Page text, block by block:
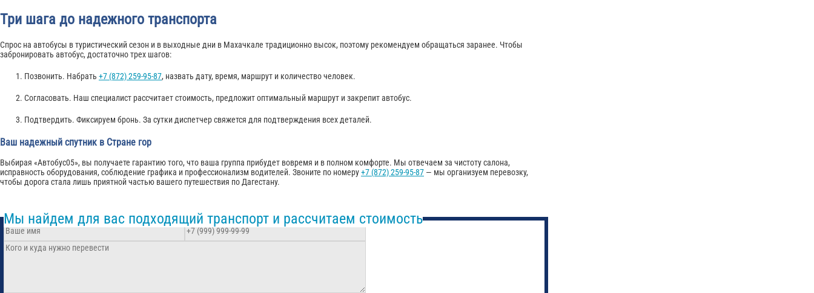
Три шага до надежного транспорта
Спрос на автобусы в туристический сезон и в выходные дни в Махачкале традиционно высок, поэтому рекомендуем обращаться заранее. Чтобы
забронировать автобус, достаточно трех шагов:
Позвонить. Набрать +7 (872) 259-95-87, назвать дату, время, маршрут и количество человек.
Согласовать. Наш специалист рассчитает стоимость, предложит оптимальный маршрут и закрепит автобус.
Подтвердить. Фиксируем бронь. За сутки диспетчер свяжется для подтверждения всех деталей.
Ваш надежный спутник в Стране гор
Выбирая «Автобус05», вы получаете гарантию того, что ваша группа прибудет вовремя и в полном комфорте. Мы отвечаем за чистоту салона,
исправность оборудования, соблюдение графика и профессионализм водителей. Звоните по номеру+7 (872) 259-95-87 — мы организуем перевозку,
чтобы дорога стала лишь приятной частью вашего путешествия по Дагестану.
Мы найдем для вас подходящий транспорт и рассчитаем стоимость